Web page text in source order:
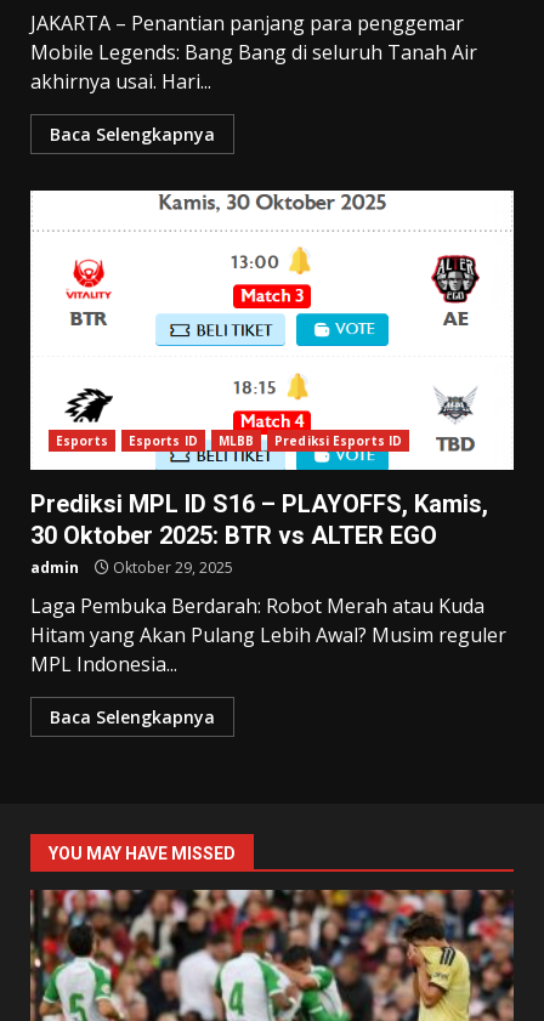
JAKARTA – Penantian panjang para penggemar
Mobile Legends: Bang Bang di seluruh Tanah Air
akhirnya usai. Hari...
Baca Selengkapnya
Esports Esports ID MLBB Prediksi Esports ID
Prediksi MPL ID S16 – PLAYOFFS, Kamis,
30 Oktober 2025: BTR vs ALTER EGO
admin Oktober 29, 2025
Laga Pembuka Berdarah: Robot Merah atau Kuda
Hitam yang Akan Pulang Lebih Awal? Musim reguler
MPL Indonesia...
Baca Selengkapnya
YOU MAY HAVE MISSED